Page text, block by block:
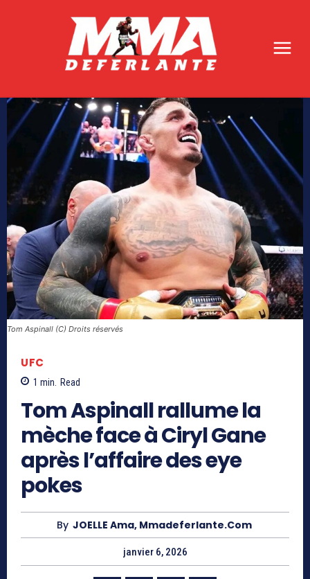
Tom Aspinall (C) Droits réservés
UFC
1 min. Read
Tom Aspinall rallume la
mèche face à Ciryl Gane
après l’affaire des eye
pokes
By JOELLE Ama, Mmadeferlante.com
janvier 6, 2026